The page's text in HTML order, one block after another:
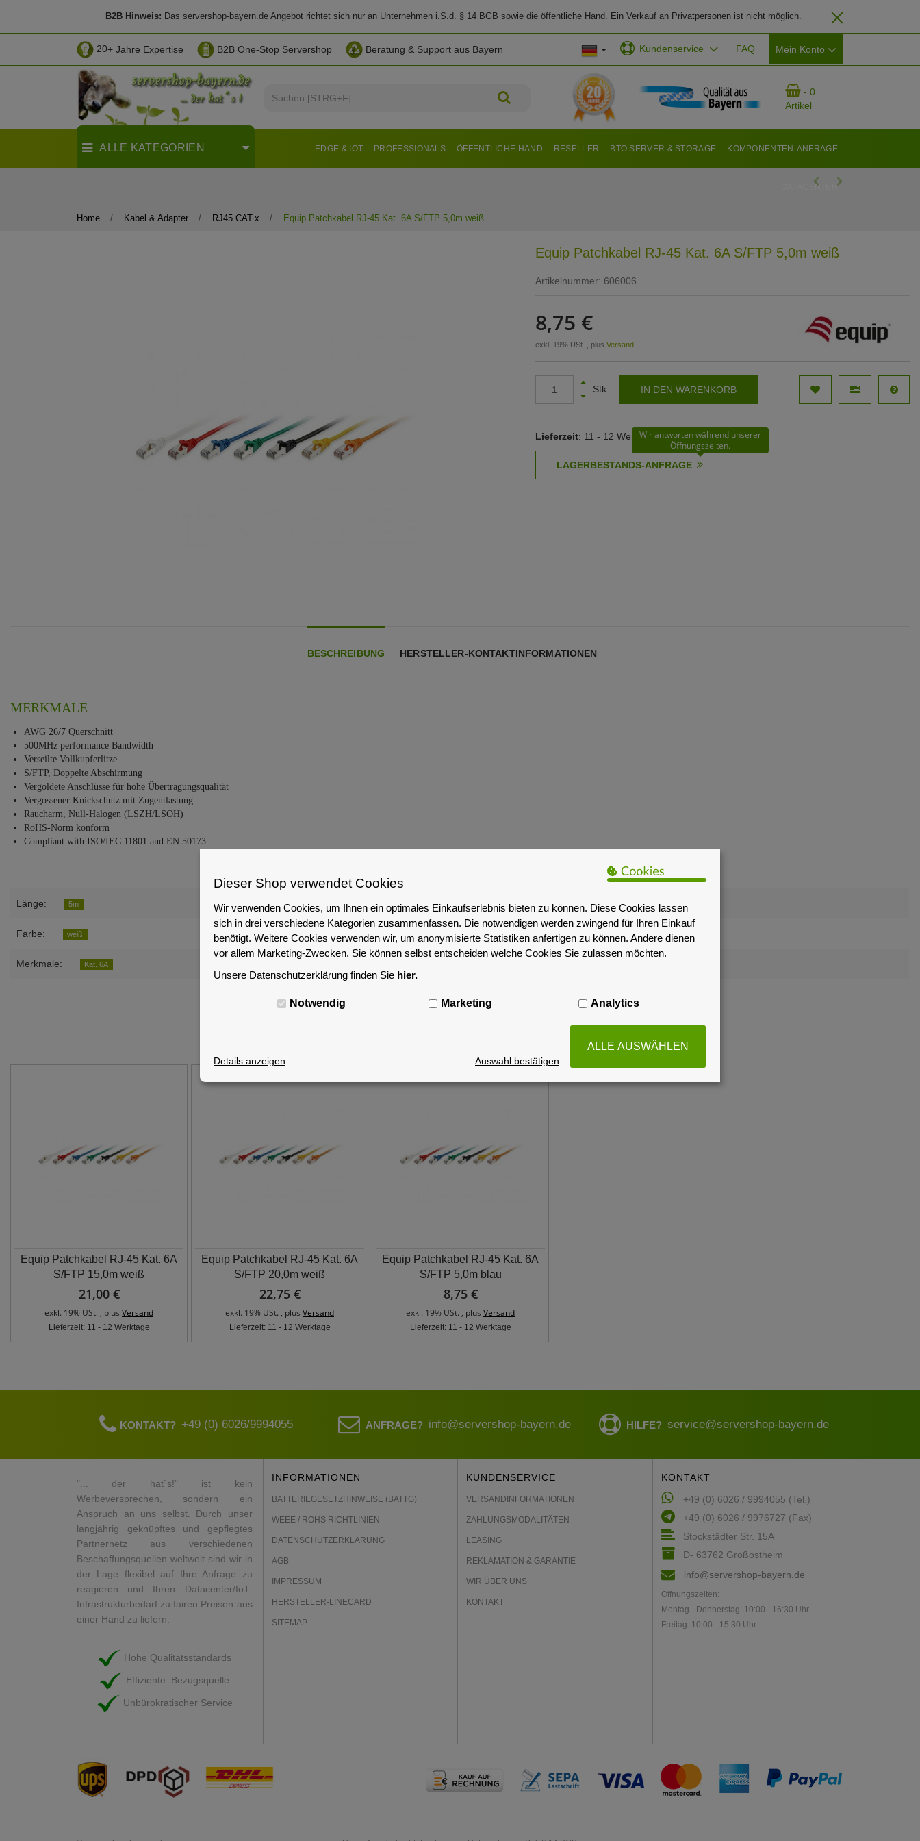
B2B Hinweis: Das servershop-bayern.de Angebot richtet sich nur an Unternehmen i.S.d. § 14 BGB sowie die öffentliche Hand. Ein Verkauf an Privatpersonen ist nicht möglich.
20+ Jahre Expertise B2B One-Stop Servershop Beratung & Support aus Bayern Mein Konto
EMAIL-ADRESSE
FAQ
Kundenservice
- 0
Artikel
ALLE KATEGORIEN KOMPONENTEN-ANFRAGE
BTO SERVER & STORAGE
RESELLER
ÖFFENTLICHE HAND
PROFESSIONALS
EDGE & IOT
DATACENTER
Home Kabel & Adapter RJ45 CAT.x Equip Patchkabel RJ-45 Kat. 6A S/FTP 5,0m weiß
Equip Patchkabel RJ-45 Kat. 6A S/FTP 5,0m weiß
Artikelnummer: 606006
8,75 €
exkl. 19% USt. , plus Versand
Stk IN DEN WARENKORB
Lieferzeit: 11 - 12 WerktageWir antworten während unserer
Öffnungszeiten.
BESCHREIBUNG HERSTELLER-KONTAKTINFORMATIONEN
MERKMALE
AWG 26/7 Querschnitt
500MHz performance Bandwidth
Verseilte Vollkupferlitze
S/FTP, Doppelte Abschirmung
Vergoldete Anschlüsse für hohe Übertragungsqualität
Vergossener Knickschutz mit Zugentlastung
Raucharm, Null-Halogen (LSZH/LSOH)
RoHS-Norm konform
Compliant with ISO/IEC 11801 and EN 50173
Länge: 5m
Farbe: weiß
Merkmale: Kat. 6A
Equip Patchkabel RJ-45 Kat. 6A
S/FTP 15,0m weiß
21,00 €
exkl. 19% USt. , plus Versand
Lieferzeit: 11 - 12 Werktage
Equip Patchkabel RJ-45 Kat. 6A
S/FTP 20,0m weiß
22,75 €
exkl. 19% USt. , plus Versand
Lieferzeit: 11 - 12 Werktage
Equip Patchkabel RJ-45 Kat. 6A
S/FTP 5,0m blau
8,75 €
exkl. 19% USt. , plus Versand
Lieferzeit: 11 - 12 Werktage
KONTAKT? +49 (0) 6026/9994055 ANFRAGE? info@servershop-bayern.de HILFE? service@servershop-bayern.de
"... der hat`s!" ist kein
Werbeversprechen, sondern ein
Anspruch an uns selbst. Durch unser
langjährig geknüpftes und gepflegtes
Partnernetz aus verschiedenen
Beschaffungsquellen weltweit sind wir in
der Lage flexibel auf Ihre Anfrage zu
reagieren und Ihren Datacenter/IoT-
Infrastrukturbedarf zu fairen Preisen aus
einer Hand zu liefern.
Hohe Qualitätsstandards
Effiziente Bezugsquelle
Unbürokratischer Service
INFORMATIONEN
BATTERIEGESETZHINWEISE (BATTG)
WEEE / ROHS RICHTLINIEN
DATENSCHUTZERKLÄRUNG
AGB
IMPRESSUM
HERSTELLER-LINECARD
SITEMAP
KUNDENSERVICE
VERSANDINFORMATIONEN
ZAHLUNGSMODALITÄTEN
LEASING
REKLAMATION & GARANTIE
WIR ÜBER UNS
KONTAKT
KONTAKT
+49 (0) 6026 / 9994055 (Tel.)
+49 (0) 6026 / 9976727 (Fax)
Stockstädter Str. 15A
D- 63762 Großostheim
info@servershop-bayern.de
Öffnungszeiten:
Montag - Donnerstag: 10:00 - 16:30 Uhr
Freitag: 10:00 - 15:30 Uhr
Dieser Shop verwendet Cookies
Wir verwenden Cookies, um Ihnen ein optimales Einkaufserlebnis bieten zu können. Diese Cookies lassen
sich in drei verschiedene Kategorien zusammenfassen. Die notwendigen werden zwingend für Ihren Einkauf
benötigt. Weitere Cookies verwenden wir, um anonymisierte Statistiken anfertigen zu können. Andere dienen
vor allem Marketing-Zwecken. Sie können selbst entscheiden welche Cookies Sie zulassen möchten.
Unsere Datenschutzerklärung finden Sie hier.
Notwendig Marketing Analytics
Details anzeigen Auswahl bestätigen
ALLE AUSWÄHLEN